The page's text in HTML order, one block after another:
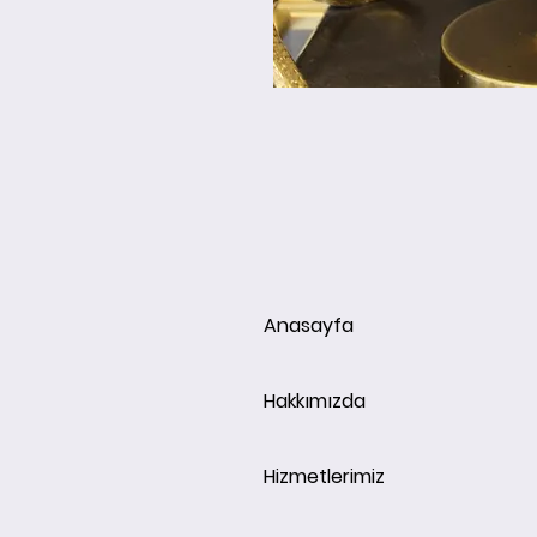
Anasayfa
Hakkımızda
Hizmetlerimiz